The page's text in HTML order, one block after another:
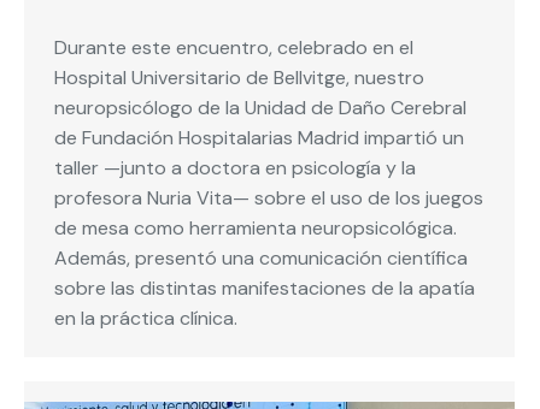
Durante este encuentro, celebrado en el
Hospital Universitario de Bellvitge, nuestro
neuropsicólogo de la Unidad de Daño Cerebral
de Fundación Hospitalarias Madrid impartió un
taller —junto a doctora en psicología y la
profesora Nuria Vita— sobre el uso de los juegos
de mesa como herramienta neuropsicológica.
Además, presentó una comunicación científica
sobre las distintas manifestaciones de la apatía
en la práctica clínica.